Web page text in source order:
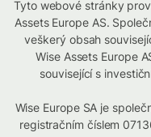
Tyto webové stránky
Assets Europe AS.
veškerý obsah
Wise Assets Europe
související s
Wise Europe SA je
registračním číslem